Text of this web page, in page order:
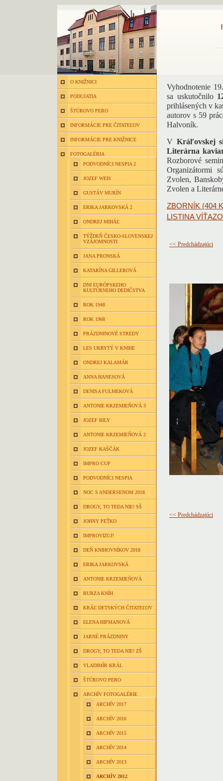
O KNIŽNICI
PODUJATIA
ŠTÚROVO PERO
INFORMÁCIE PRE ČITATEĽOV
INFORMÁCIE PRE KNIŽNICE
FOTOGALÉRIA
PODVODNÍCI NESPIA 2
JOZEF WEIS
GUSTÁV MURÍN
ERIKA JARKOVSKÁ 2
ONDREJ MIHÁĽ
TÝŽDEŇ ČESKO-SLOVENSKEJ
VZÁJOMNOSTI
JANA PRONSKÁ
KATARÍNA GILLEROVÁ
DNI EURÓPSKEHO
KULTÚRNEHO DEDIČSTVA
ROK 1948
ROK 1968
PRÁZDNINOVÉ STREDY
LES UKRYTÝ V KNIHE
ONDREJ KALAMÁR
ANNA HANESOVÁ
DENISA FULMEKOVÁ
ANTONIE KRZEMIEŇOVÁ 3
JOZEF BILY
ANTONIE KRZEMIEŇOVÁ 2
JOZEF KAŠČÁK
IMPRO CUP
PODVODNÍCI NESPIA
NOC S ANDERSENOM 2018
DROGY, TO TEDA NIE! SŠ
JOHNY PEŤKO
IMPROVIZUJ!
DEŇ KNIHOVNÍKOV 2018
ERIKA JARKOVSKÁ
ANTONIE KRZEMIEŇOVÁ
BURZA KNÍH
KRÁĽ DETSKÝCH ČITATEĽOV
ELENA HIPMANOVÁ
JARNÉ PRÁZDNINY
DROGY, TO TEDA NIE! ZŠ
VLADIMÍR KRÁL
ŠTÚROVO PERO
ARCHÍV FOTOGALÉRIE
ARCHÍV 2017
ARCHÍV 2016
ARCHÍV 2015
ARCHÍV 2014
ARCHÍV 2013
ARCHÍV 2012
Vyhodnotenie
sa uskutočnilo
prihlásených v
autorov s 59
Halvoník.
V Kráľovskej
Literárna
Rozborové
Organizátormi
Zvolen,
Zvolen a
ZBORNÍK (404
LISTINA
<< Predchádzajúci
<< Predchádzajúci